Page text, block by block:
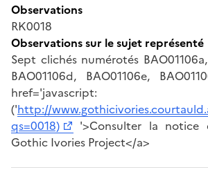
Observations
RK0018
Observations sur le sujet représenté
Sept clichés numérotés
BAO01106d, BAO01106e,
('http://
qs=0018)
'>Consulter la
Gothic Ivories Project</a>